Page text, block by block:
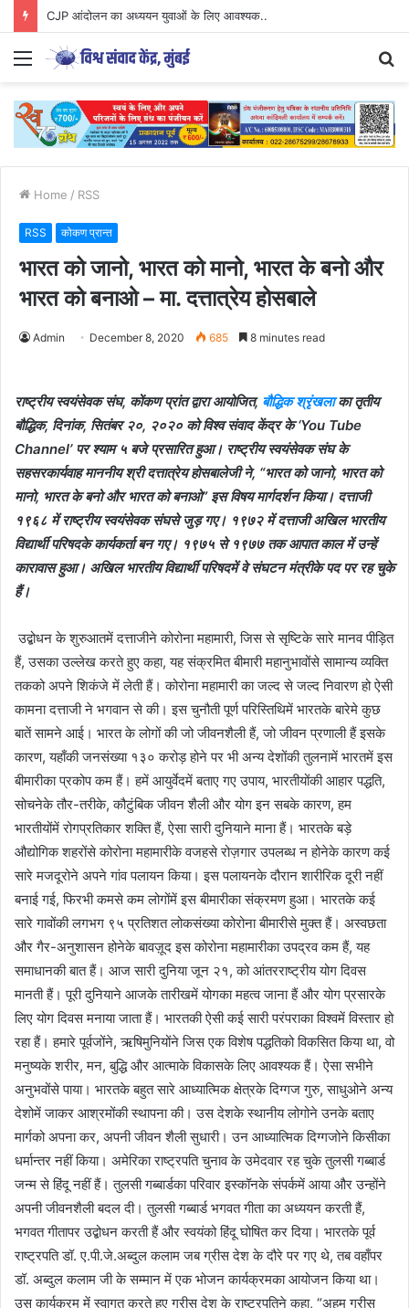
CJP आंदोलन का अध्ययन युवाओं के लिए आवश्यक..
Menu
Home / RSS
RSS कोकण प्रान्त
भारत को जानो, भारत को मानो, भारत के बनो और
भारत को बनाओ – मा. दत्तात्रेय होसबाले
Admin December 8, 2020 685 8 minutes read
राष्ट्रीय स्वयंसेवक संघ, कोंकण प्रांत द्वारा आयोजित, बौद्धिक श्रृंखलाका तृतीय
बौद्धिक, दिनांक, सितंबर २०, २०२० को विश्व संवाद केंद्र के ‘You Tube
Channel’ पर श्याम ५ बजे प्रसारित हुआ। राष्ट्रीय स्वयंसेवक संघ के
सहसरकार्यवाह माननीय श्री दत्तात्रेय होसबालेजी ने, “भारत को जानो, भारत को
मानो, भारत के बनो और भारत को बनाओ” इस विषय मार्गदर्शन किया। दत्ताजी
१९६८ में राष्ट्रीय स्वयंसेवक संघसे जुड़ गए। १९७२ में दत्ताजी अखिल भारतीय
विद्यार्थी परिषदके कार्यकर्ता बन गए। १९७५ से १९७७ तक आपात काल में उन्हें
कारावास हुआ। अखिल भारतीय विद्यार्थी परिषदमें वे संघटन मंत्रीके पद पर रह चुके
हैं।
उद्बोधन के शुरुआतमें दत्ताजीने कोरोना महामारी, जिस से सृष्टिके सारे मानव पीड़ित
हैं, उसका उल्लेख करते हुए कहा, यह संक्रमित बीमारी महानुभावोंसे सामान्य व्यक्ति
तकको अपने शिकंजे में लेती हैं। कोरोना महामारी का जल्द से जल्द निवारण हो ऐसी
कामना दत्ताजी ने भगवान से की। इस चुनौती पूर्ण परिस्तिथिमें भारतके बारेमे कुछ
बातें सामने आई। भारत के लोगों की जो जीवनशैली हैं, जो जीवन प्रणाली हैं इसके
कारण, यहाँकी जनसंख्या १३० करोड़ होने पर भी अन्य देशोंकी तुलनामें भारतमें इस
बीमारीका प्रकोप कम हैं। हमें आयुर्वेदमें बताए गए उपाय, भारतीयोंकी आहार पद्धति,
सोचनेके तौर-तरीके, कौटुंबिक जीवन शैली और योग इन सबके कारण, हम
भारतीयोंमें रोगप्रतिकार शक्ति हैं, ऐसा सारी दुनियाने माना हैं। भारतके बड़े
औद्योगिक शहरोंसे कोरोना महामारीके वजहसे रोज़गार उपलब्ध न होनेके कारण कई
सारे मजदूरोने अपने गांव पलायन किया। इस पलायनके दौरान शारीरिक दूरी नहीं
बनाई गई, फिरभी कमसे कम लोगोंमें इस बीमारीका संक्रमण हुआ। भारतके कई
सारे गावोंकी लगभग ९५ प्रतिशत लोकसंख्या कोरोना बीमारीसे मुक्त हैं। अस्वछता
और गैर-अनुशासन होनेके बावज़ूद इस कोरोना महामारीका उपद्रव कम हैं, यह
समाधानकी बात हैं। आज सारी दुनिया जून २१, को आंतरराष्ट्रीय योग दिवस
मानती हैं। पूरी दुनियाने आजके तारीखमें योगका महत्व जाना हैं और योग प्रसारके
लिए योग दिवस मनाया जाता हैं। भारतकी ऐसी कई सारी परंपराका विश्वमें विस्तार हो
रहा हैं। हमारे पूर्वजोंने, ऋषिमुनियोंने जिस एक विशेष पद्धतिको विकसित किया था, वो
मनुष्यके शरीर, मन, बुद्धि और आत्माके विकासके लिए आवश्यक हैं। ऐसा सभीने
अनुभवोंसे पाया। भारतके बहुत सारे आध्यात्मिक क्षेत्रके दिग्गज गुरु, साधुओने अन्य
देशोमें जाकर आश्रमोंकी स्थापना की। उस देशके स्थानीय लोगोने उनके बताए
मार्गको अपना कर, अपनी जीवन शैली सुधारी। उन आध्यात्मिक दिग्गजोने किसीका
धर्मान्तर नहीं किया। अमेरिका राष्ट्रपति चुनाव के उमेदवार रह चुके तुलसी गब्बार्ड
जन्म से हिंदू नहीं हैं। तुलसी गब्बार्डका परिवार इस्कॉनके संपर्कमें आया और उन्होंने
अपनी जीवनशैली बदल दी। तुलसी गब्बार्ड भगवत गीता का अध्ययन करती हैं,
भगवत गीतापर उद्बोधन करती हैं और स्वयंको हिंदू घोषित कर दिया। भारतके पूर्व
राष्ट्रपति डॉ. ए.पी.जे.अब्दुल कलाम जब ग्रीस देश के दौरे पर गए थे, तब वहाँपर
डॉ. अब्दुल कलाम जी के सम्मान में एक भोजन कार्यक्रमका आयोजन किया था।
उस कार्यक्रम में स्वागत करते हुए ग्रीस देश के राष्ट्रपतिने कहा, “अहम ग्रीस